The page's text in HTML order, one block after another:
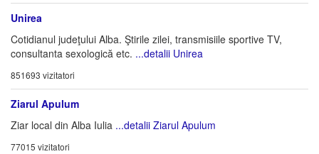
Unirea
Cotidianul judeţului Alba. Ştirile zilei, transmisiile sportive TV,
consultanta sexologică etc. ...detalii Unirea
851693 vizitatori
Ziarul Apulum
Ziar local din Alba Iulia ...detalii Ziarul Apulum
77015 vizitatori